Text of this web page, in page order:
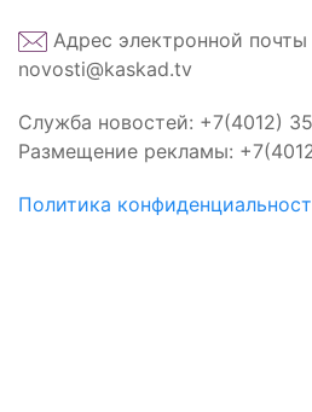
Адрес электронной
novosti@kaskad.tv
Служба новостей: +7(4012)
Размещение рекламы:
Политика